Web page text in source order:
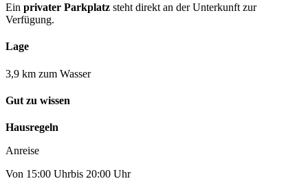
Ein privater Parkplatz steht direkt an der Unterkunft zur
Verfügung.
Lage
3,9 km zum Wasser
Gut zu wissen
Hausregeln
Anreise
Von 15:00 Uhrbis 20:00 Uhr